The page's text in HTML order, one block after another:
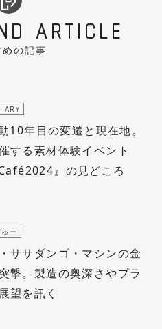
ARTICLE
の記事
10年目の変遷と現在地。
する素材体験イベント
』の見どころ
ー
ササダンゴ・マシンの金
撃。製造の奥深さやプラ
望を訊く